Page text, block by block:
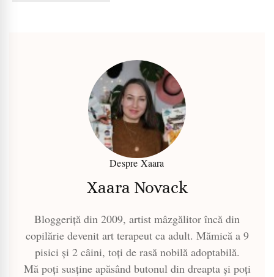
Despre Xaara
Xaara Novack
Bloggeriță din 2009, artist mâzgălitor încă din
copilărie devenit art terapeut ca adult. Mămică a 9
pisici și 2 câini, toți de rasă nobilă adoptabilă.
Mă poți susține apăsând butonul din dreapta și poți